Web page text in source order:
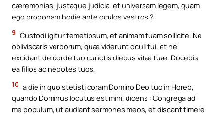
cæremonias, justaque judicia, et universam legem, quam
ego proponam hodie ante oculos vestros ?
9 Custodi igitur temetipsum, et animam tuam sollicite. Ne
obliviscaris verborum, quæ viderunt oculi tui, et ne
excidant de corde tuo cunctis diebus vitæ tuæ. Docebis
ea filios ac nepotes tuos,
10 a die in quo stetisti coram Domino Deo tuo in Horeb,
quando Dominus locutus est mihi, dicens : Congrega ad
me populum, ut audiant sermones meos, et discant timere